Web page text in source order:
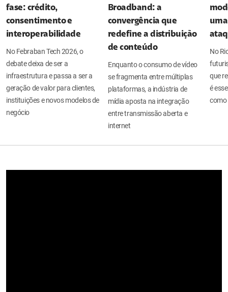
fase: crédito,
consentimento e
interoperabilidade
No Febraban Tech 2026, o
debate deixa de ser a
infraestrutura e passa a ser a
geração de valor para clientes,
instituições e novos modelos de
negócio
Broadband: a
convergência que
redefine a distribuição
de conteúdo
Enquanto o consumo de vídeo
se fragmenta entre múltiplas
plataformas, a indústria de
mídia aposta na integração
entre transmissão aberta e
internet
No
que
é
como